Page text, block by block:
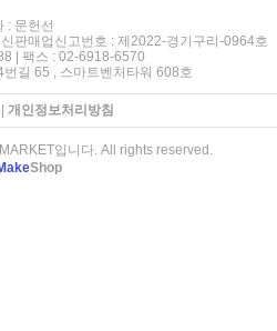
: 문헌선
판매업신고번호 : 제2022-경기구리-0964호
| 팩스 : 02-6918-6570
길 65 , 스마트벤처타워 608호
개인정보처리방침
입니다. All rights reserved.
Shop